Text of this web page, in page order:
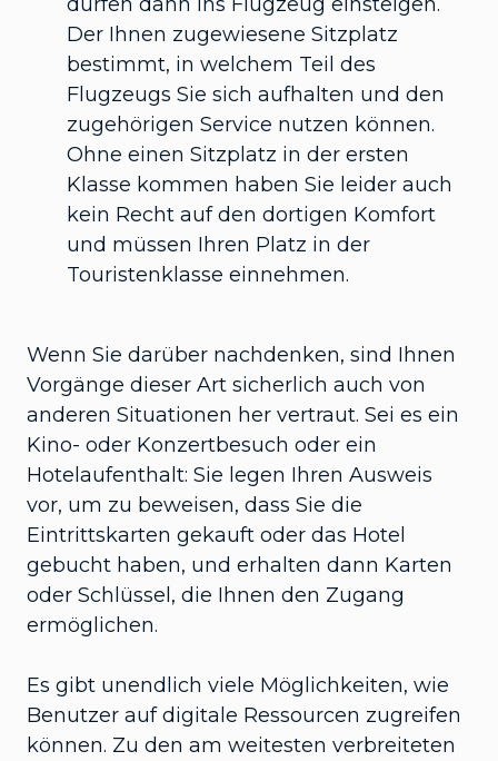
Der Ihnen zugewiesene Sitzplatz
bestimmt, in welchem Teil des
Flugzeugs Sie sich aufhalten und den
zugehörigen Service nutzen können.
Ohne einen Sitzplatz in der ersten
Klasse kommen haben Sie leider auch
kein Recht auf den dortigen Komfort
und müssen Ihren Platz in der
Touristenklasse einnehmen.
Wenn Sie darüber nachdenken, sind Ihnen
Vorgänge dieser Art sicherlich auch von
anderen Situationen her vertraut. Sei es ein
Kino- oder Konzertbesuch oder ein
Hotelaufenthalt: Sie legen Ihren Ausweis
vor, um zu beweisen, dass Sie die
Eintrittskarten gekauft oder das Hotel
gebucht haben, und erhalten dann Karten
oder Schlüssel, die Ihnen den Zugang
ermöglichen.
Es gibt unendlich viele Möglichkeiten, wie
Benutzer auf digitale Ressourcen zugreifen
können. Zu den am weitesten verbreiteten